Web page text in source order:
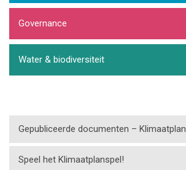
Governance
Water & biodiversiteit
Gepubliceerde documenten – Klimaatplan
Speel het Klimaatplanspel!